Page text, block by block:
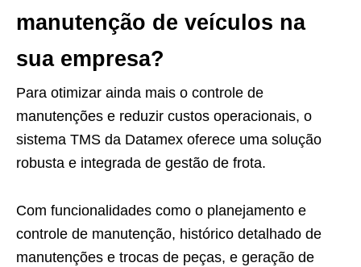
manutenção de veículos na
sua empresa?
Para otimizar ainda mais o controle de
manutenções e reduzir custos operacionais, o
sistema TMS da Datamex oferece uma solução
robusta e integrada de gestão de frota.
Com funcionalidades como o planejamento e
controle de manutenção, histórico detalhado de
manutenções e trocas de peças, e geração de